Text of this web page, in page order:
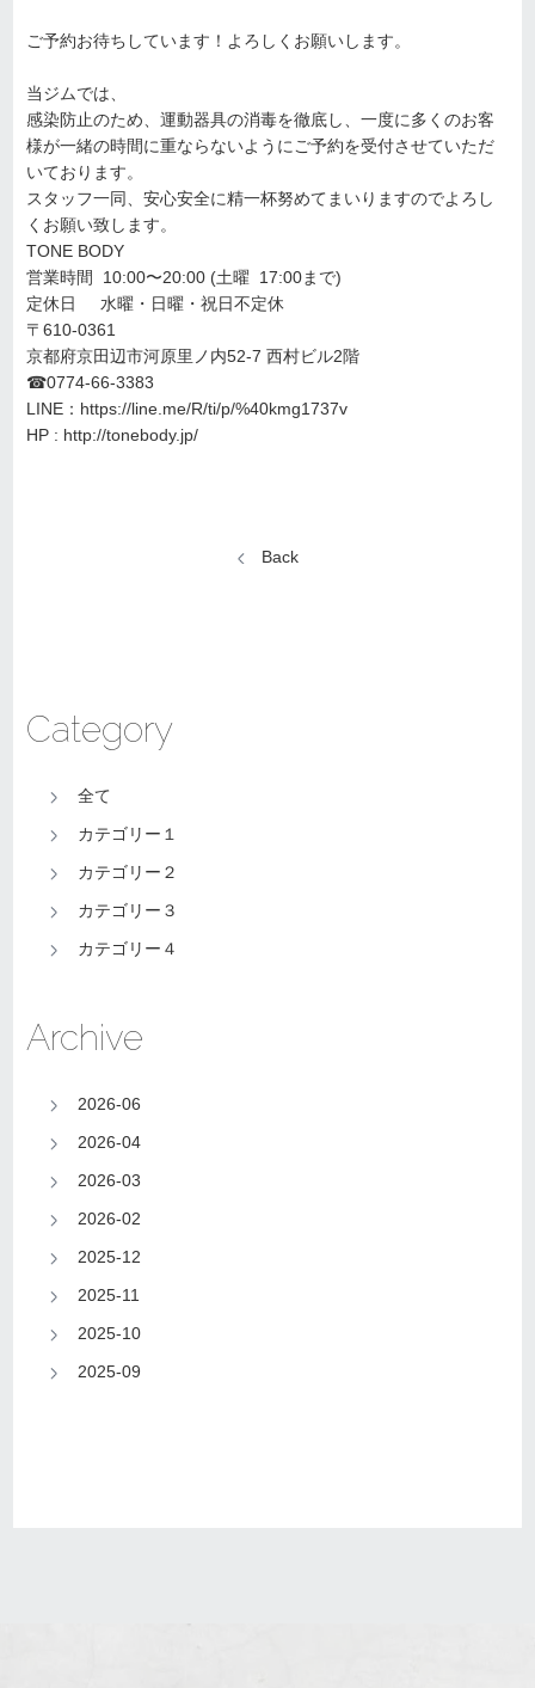
ご予約お待ちしています！よろしくお願いします。
当ジムでは、
感染防止のため、運動器具の消毒を徹底し、一度に多くのお客
様が一緒の時間に重ならないようにご予約を受付させていただ
いております。
スタッフ一同、安心安全に精一杯努めてまいりますのでよろし
くお願い致します。
TONE BODY
営業時間 10:00〜20:00 (土曜 17:00まで)
定休日 水曜・日曜・祝日不定休
〒610-0361
京都府京田辺市河原里ノ内52-7 西村ビル2階
☎︎0774-66-3383
LINE： https://line.me/R/ti/p/%40kmg1737v
HP : http://tonebody.jp/
Back
Category
全て
カテゴリー１
カテゴリー２
カテゴリー３
カテゴリー４
Archive
2026-06
2026-04
2026-03
2026-02
2025-12
2025-11
2025-10
2025-09